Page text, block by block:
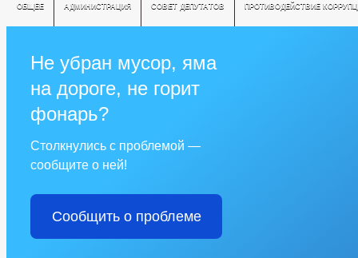
ОБЩЕЕ АДМИНИСТРАЦИЯ СОВЕТ ДЕПУТАТОВ ПРОТИВОДЕЙСТВИЕ
Не убран мусор, яма
на дороге, не горит
фонарь?
Столкнулись с проблемой —
сообщите о ней!
Сообщить о проблеме